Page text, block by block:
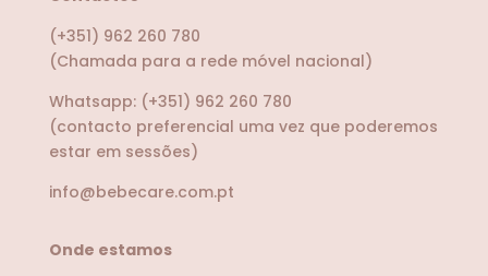
(+351) 962 260 780
(Chamada para a rede móvel nacional)
Whatsapp: (+351) 962 260 780
(contacto preferencial uma vez que poderemos
estar em sessões)
info@bebecare.com.pt
Onde estamos